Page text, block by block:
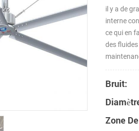
il y a de
interne
ce qui en
des
Bruit:
Zone